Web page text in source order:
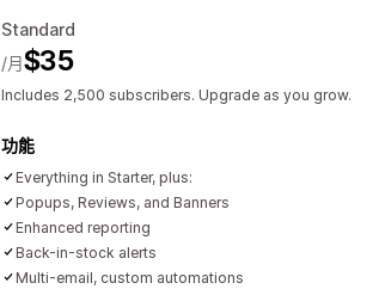
Standard
$35
/月
Includes 2,500 subscribers. Upgrade as you grow.
功能
Everything in Starter, plus:
Popups, Reviews, and Banners
Enhanced reporting
Back-in-stock alerts
Multi-email, custom automations